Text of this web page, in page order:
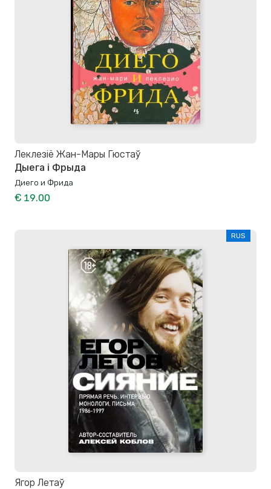
Леклезіё Жан-Мары Гюстаў
Дыега і Фрыда
Диего и Фрида
€ 19.00
RUS
Ягор Летаў